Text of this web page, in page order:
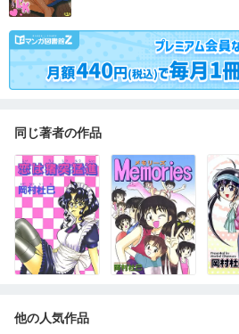
同じ著者の作品
他の人気作品